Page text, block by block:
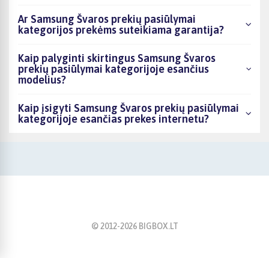
Ar Samsung Švaros prekių pasiūlymai
kategorijos prekėms suteikiama garantija?
Kaip palyginti skirtingus Samsung Švaros
prekių pasiūlymai kategorijoje esančius
modelius?
Kaip įsigyti Samsung Švaros prekių pasiūlymai
kategorijoje esančias prekes internetu?
© 2012-2026BIGBOX.LT